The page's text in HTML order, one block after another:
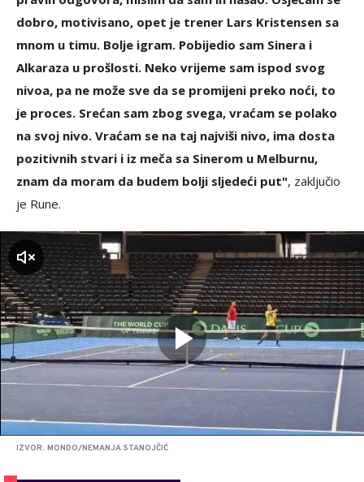
dobro, motivisano, opet je trener Lars Kristensen sa
mnom u timu. Bolje igram. Pobijedio sam Sinera i
Alkaraza u prošlosti. Neko vrijeme sam ispod svog
nivoa, pa ne može sve da se promijeni preko noći, to
je proces. Srećan sam zbog svega, vraćam se polako
na svoj nivo. Vraćam se na taj najviši nivo, ima dosta
pozitivnih stvari i iz meča sa Sinerom u Melburnu,
znam da moram da budem bolji sljedeći put", zaključio
je Rune.
IZVOR: MONDO/NEMANJA STANOJČIĆ